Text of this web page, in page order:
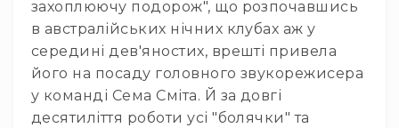
з
вадами
слуху
Підсилення
для
навушників
захоплюючу подорож", що розпочавшись
в австралійських нічних клубах аж у
середині дев'яностих, врешті привела
його на посаду головного звукорежисера
у команді Сема Сміта. Й за довгі
десятиліття роботи усі "болячки" та